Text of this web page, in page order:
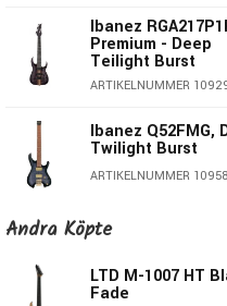
Kropp:Al med Burl
Rostad Lönn - 24
Greppbräda: Rosewood
Mikrofoner:2st
Stämskruvar:Låsbara
Halsinfästning:
push/push Coil Split
Ibanez
Premium - Deep
Teilight Burst
ARTIKELNUMMER
Ibanez Q52FMG,
Twilight Burst
ARTIKELNUMMER
Ibanez RGRTBB21
Label Baritone
ARTIKELNUMMER
Andra Köpte
LTD M-1007 HT
Fade